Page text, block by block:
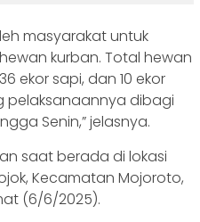
masyarakat untuk
kurban. Total hewan
ekor sapi, dan 10 ekor
pelaksanaannya dibagi
Senin,” jelasnya.
saat berada di lokasi
Kecamatan Mojoroto,
(6/6/2025).